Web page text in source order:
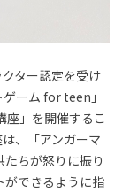
ター認定を受け
ーム for teen」
座」を開催するこ
、「アンガーマ
ちが怒りに振り
ができるように指